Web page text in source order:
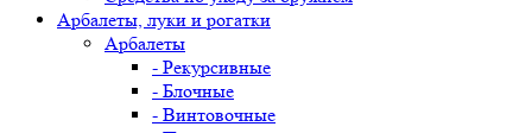
Арбалеты, луки и рогатки
Арбалеты
- Рекурсивные
- Блочные
- Винтовочные